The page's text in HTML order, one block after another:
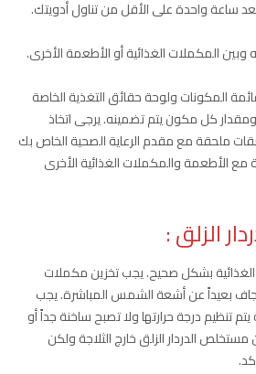
بعد ساعة واحدة على الأقل من تناول أدويتك.
وبين المكملات الغذائية أو الأطعمة الأخرى.
المكونات ولوحة حقائق التغذية الخاصة
كل مكون يتم تضمينه. يرجى اتخاذ
ملحقة مع مقدم الرعاية الصحية الخاص بك
مع الأطعمة والمكملات الغذائية الأخرى
الزلق :
بشكل صحيح. يجب تخزين مكملات
وجاف بعيداً عن أشعة الشمس المباشرة. يجب
تنظيم درجة حرارتها ولا تصبح ساخنة جداً أو
الدردار الزلق خارج الثلاجة ولكن